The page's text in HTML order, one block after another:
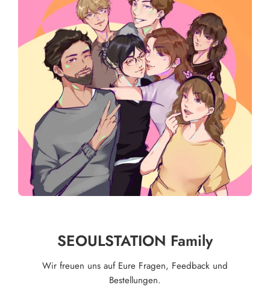
SEOULSTATION Family
Wir freuen uns auf Eure Fragen, Feedback und
Bestellungen.